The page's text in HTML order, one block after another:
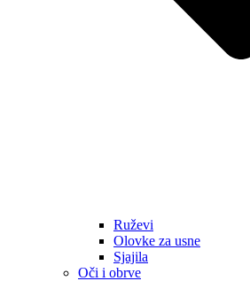
Ruževi
Olovke za usne
Sjajila
Oči i obrve